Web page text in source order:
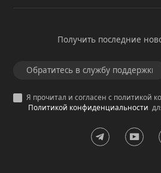
Получить последние
Я прочитал и согласен с политикой
Политикой конфиденциальности